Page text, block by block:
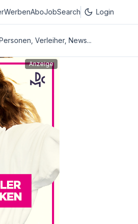
WerbenAboJobSearch Login
Verleiher, News...
Anzeige